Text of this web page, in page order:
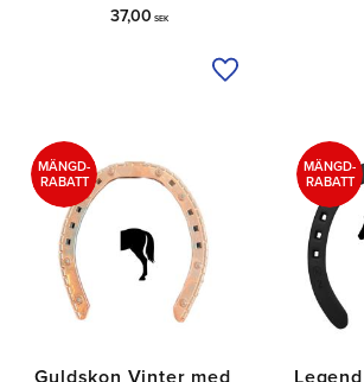
37,00 SEK
Lägg till i
Guldskon Vinter med
MÄNGD-
RABATT
MÄNGD-
RABATT